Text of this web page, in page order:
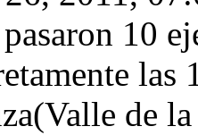
10
las
de